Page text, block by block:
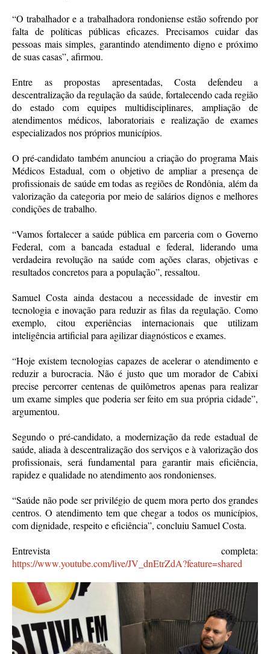
“O trabalhador e a trabalhadora rondoniense estão sofrendo por
falta de políticas públicas eficazes. Precisamos cuidar das
pessoas mais simples, garantindo atendimento digno e próximo
de suas casas”, afirmou.
Entre as propostas apresentadas, Costa defendeu a
descentralização da regulação da saúde, fortalecendo cada região
do estado com equipes multidisciplinares, ampliação de
atendimentos médicos, laboratoriais e realização de exames
especializados nos próprios municípios.
O pré-candidato também anunciou a criação do programa Mais
Médicos Estadual, com o objetivo de ampliar a presença de
profissionais de saúde em todas as regiões de Rondônia, além da
valorização da categoria por meio de salários dignos e melhores
condições de trabalho.
“Vamos fortalecer a saúde pública em parceria com o Governo
Federal, com a bancada estadual e federal, liderando uma
verdadeira revolução na saúde com ações claras, objetivas e
resultados concretos para a população”, ressaltou.
Samuel Costa ainda destacou a necessidade de investir em
tecnologia e inovação para reduzir as filas da regulação. Como
exemplo, citou experiências internacionais que utilizam
inteligência artificial para agilizar diagnósticos e exames.
“Hoje existem tecnologias capazes de acelerar o atendimento e
reduzir a burocracia. Não é justo que um morador de Cabixi
precise percorrer centenas de quilômetros apenas para realizar
um exame simples que poderia ser feito em sua própria cidade”,
argumentou.
Segundo o pré-candidato, a modernização da rede estadual de
saúde, aliada à descentralização dos serviços e à valorização dos
profissionais, será fundamental para garantir mais eficiência,
rapidez e qualidade no atendimento aos rondonienses.
“Saúde não pode ser privilégio de quem mora perto dos grandes
centros. O atendimento tem que chegar a todos os municípios,
com dignidade, respeito e eficiência”, concluiu Samuel Costa.
Entrevista completa:
https://www.youtube.com/live/JV_dnEtrZdA?feature=shared